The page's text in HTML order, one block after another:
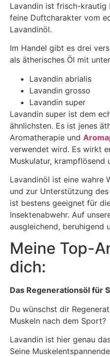
Lavandin ist frisch-
feine Duftcharakter vom
Lavandinöl.
Im Handel gibt es drei
als ätherisches Öl mit
Lavandin abrialis
Lavandin grosso
Lavandin super
Lavandin super ist dem
ähnlichsten. Es ist jenes
Aromatherapie und
verwendet wird. Es wirkt
Muskulatur, krampflösend
Lavandinöl ist eine wahre
und zur Unterstützung
ist bestens geeignet für
Insektenabwehr. Auf
ausgleichend, beruhigend
Meine Top-
dich:
Das Regenerationsöl für
Du wünschst dir
Muskeln nach dem Sport?
Lavandin ist hier genau
Seine